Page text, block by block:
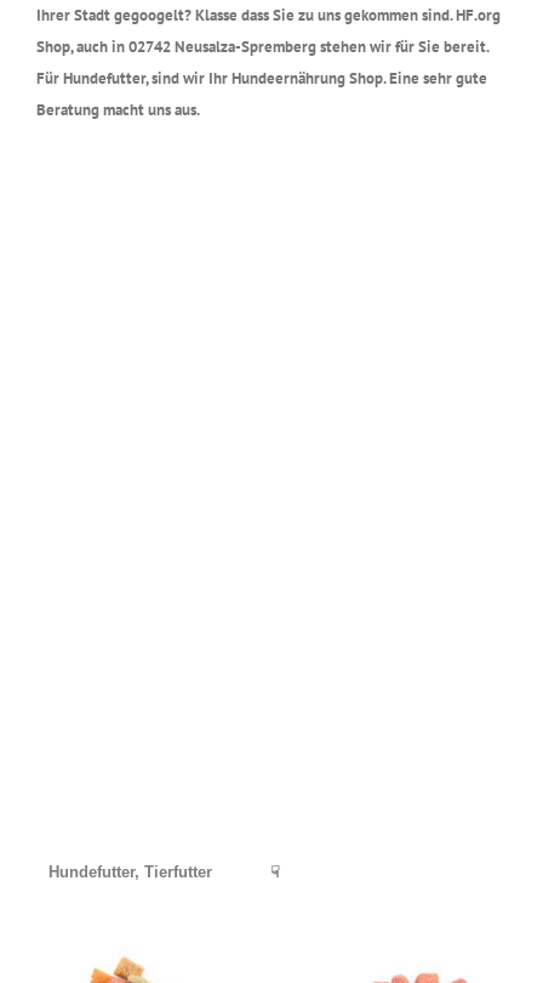
Ihrer Stadt gegoogelt? Klasse dass Sie zu uns gekommen sind. HF.org
Shop, auch in 02742 Neusalza-Spremberg stehen wir für Sie bereit.
Für Hundefutter, sind wir Ihr Hundeernährung Shop. Eine sehr gute
Beratung macht uns aus.
Hundefutter, Tierfutter ☟